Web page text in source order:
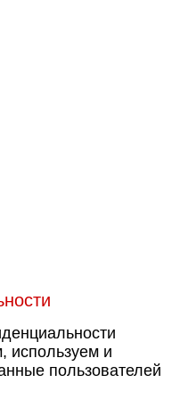
используем и
пользователей